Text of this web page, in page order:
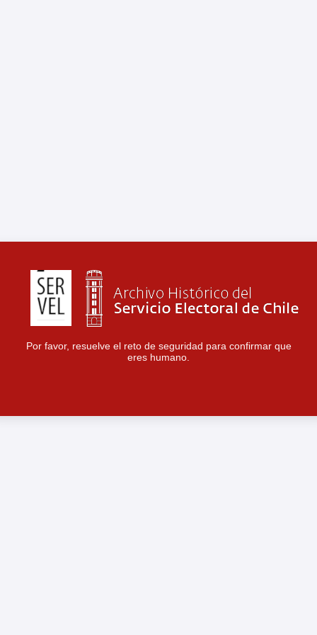
Por favor, resuelve el reto de seguridad para confirmar que
eres humano.